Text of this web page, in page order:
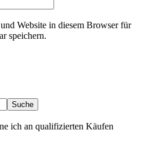
Website in diesem Browser für
speichern.
ich an qualifizierten Käufen